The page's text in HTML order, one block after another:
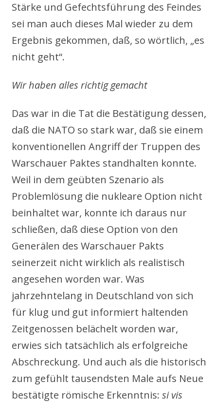
Stärke und Gefechtsführung des Feindes
sei man auch dieses Mal wieder zu dem
Ergebnis gekommen, daß, so wörtlich, „es
nicht geht“.
Wir haben alles richtig gemacht
Das war in die Tat die Bestätigung dessen,
daß die NATO so stark war, daß sie einem
konventionellen Angriff der Truppen des
Warschauer Paktes standhalten konnte.
Weil in dem geübten Szenario als
Problemlösung die nukleare Option nicht
beinhaltet war, konnte ich daraus nur
schließen, daß diese Option von den
Generälen des Warschauer Pakts
seinerzeit nicht wirklich als realistisch
angesehen worden war. Was
jahrzehntelang in Deutschland von sich
für klug und gut informiert haltenden
Zeitgenossen belächelt worden war,
erwies sich tatsächlich als erfolgreiche
Abschreckung. Und auch als die historisch
zum gefühlt tausendsten Male aufs Neue
bestätigte römische Erkenntnis: si vis